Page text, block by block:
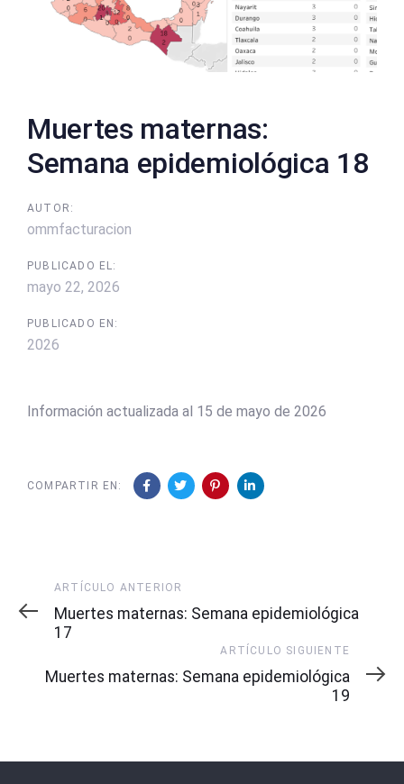
Muertes maternas:
Semana epidemiológica 18
AUTOR:
ommfacturacion
PUBLICADO EL:
mayo 22, 2026
PUBLICADO EN:
2026
Información actualizada al 15 de mayo de 2026
COMPARTIR EN:
Artículo
Anterior
ARTÍCULO ANTERIOR
Muertes maternas: Semana epidemiológica
17
Siguiente
ARTÍCULO SIGUIENTE
Muertes maternas: Semana epidemiológica
19